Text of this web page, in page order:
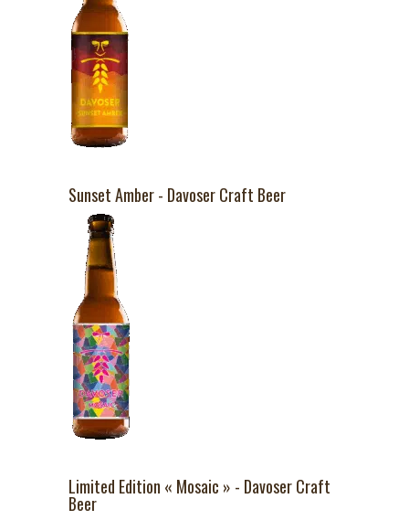
Sunset Amber - Davoser Craft Beer
Limited Edition « Mosaic » - Davoser Craft
Beer